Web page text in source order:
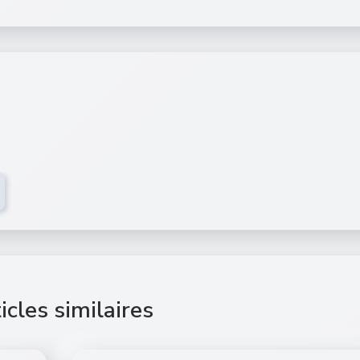
similaires